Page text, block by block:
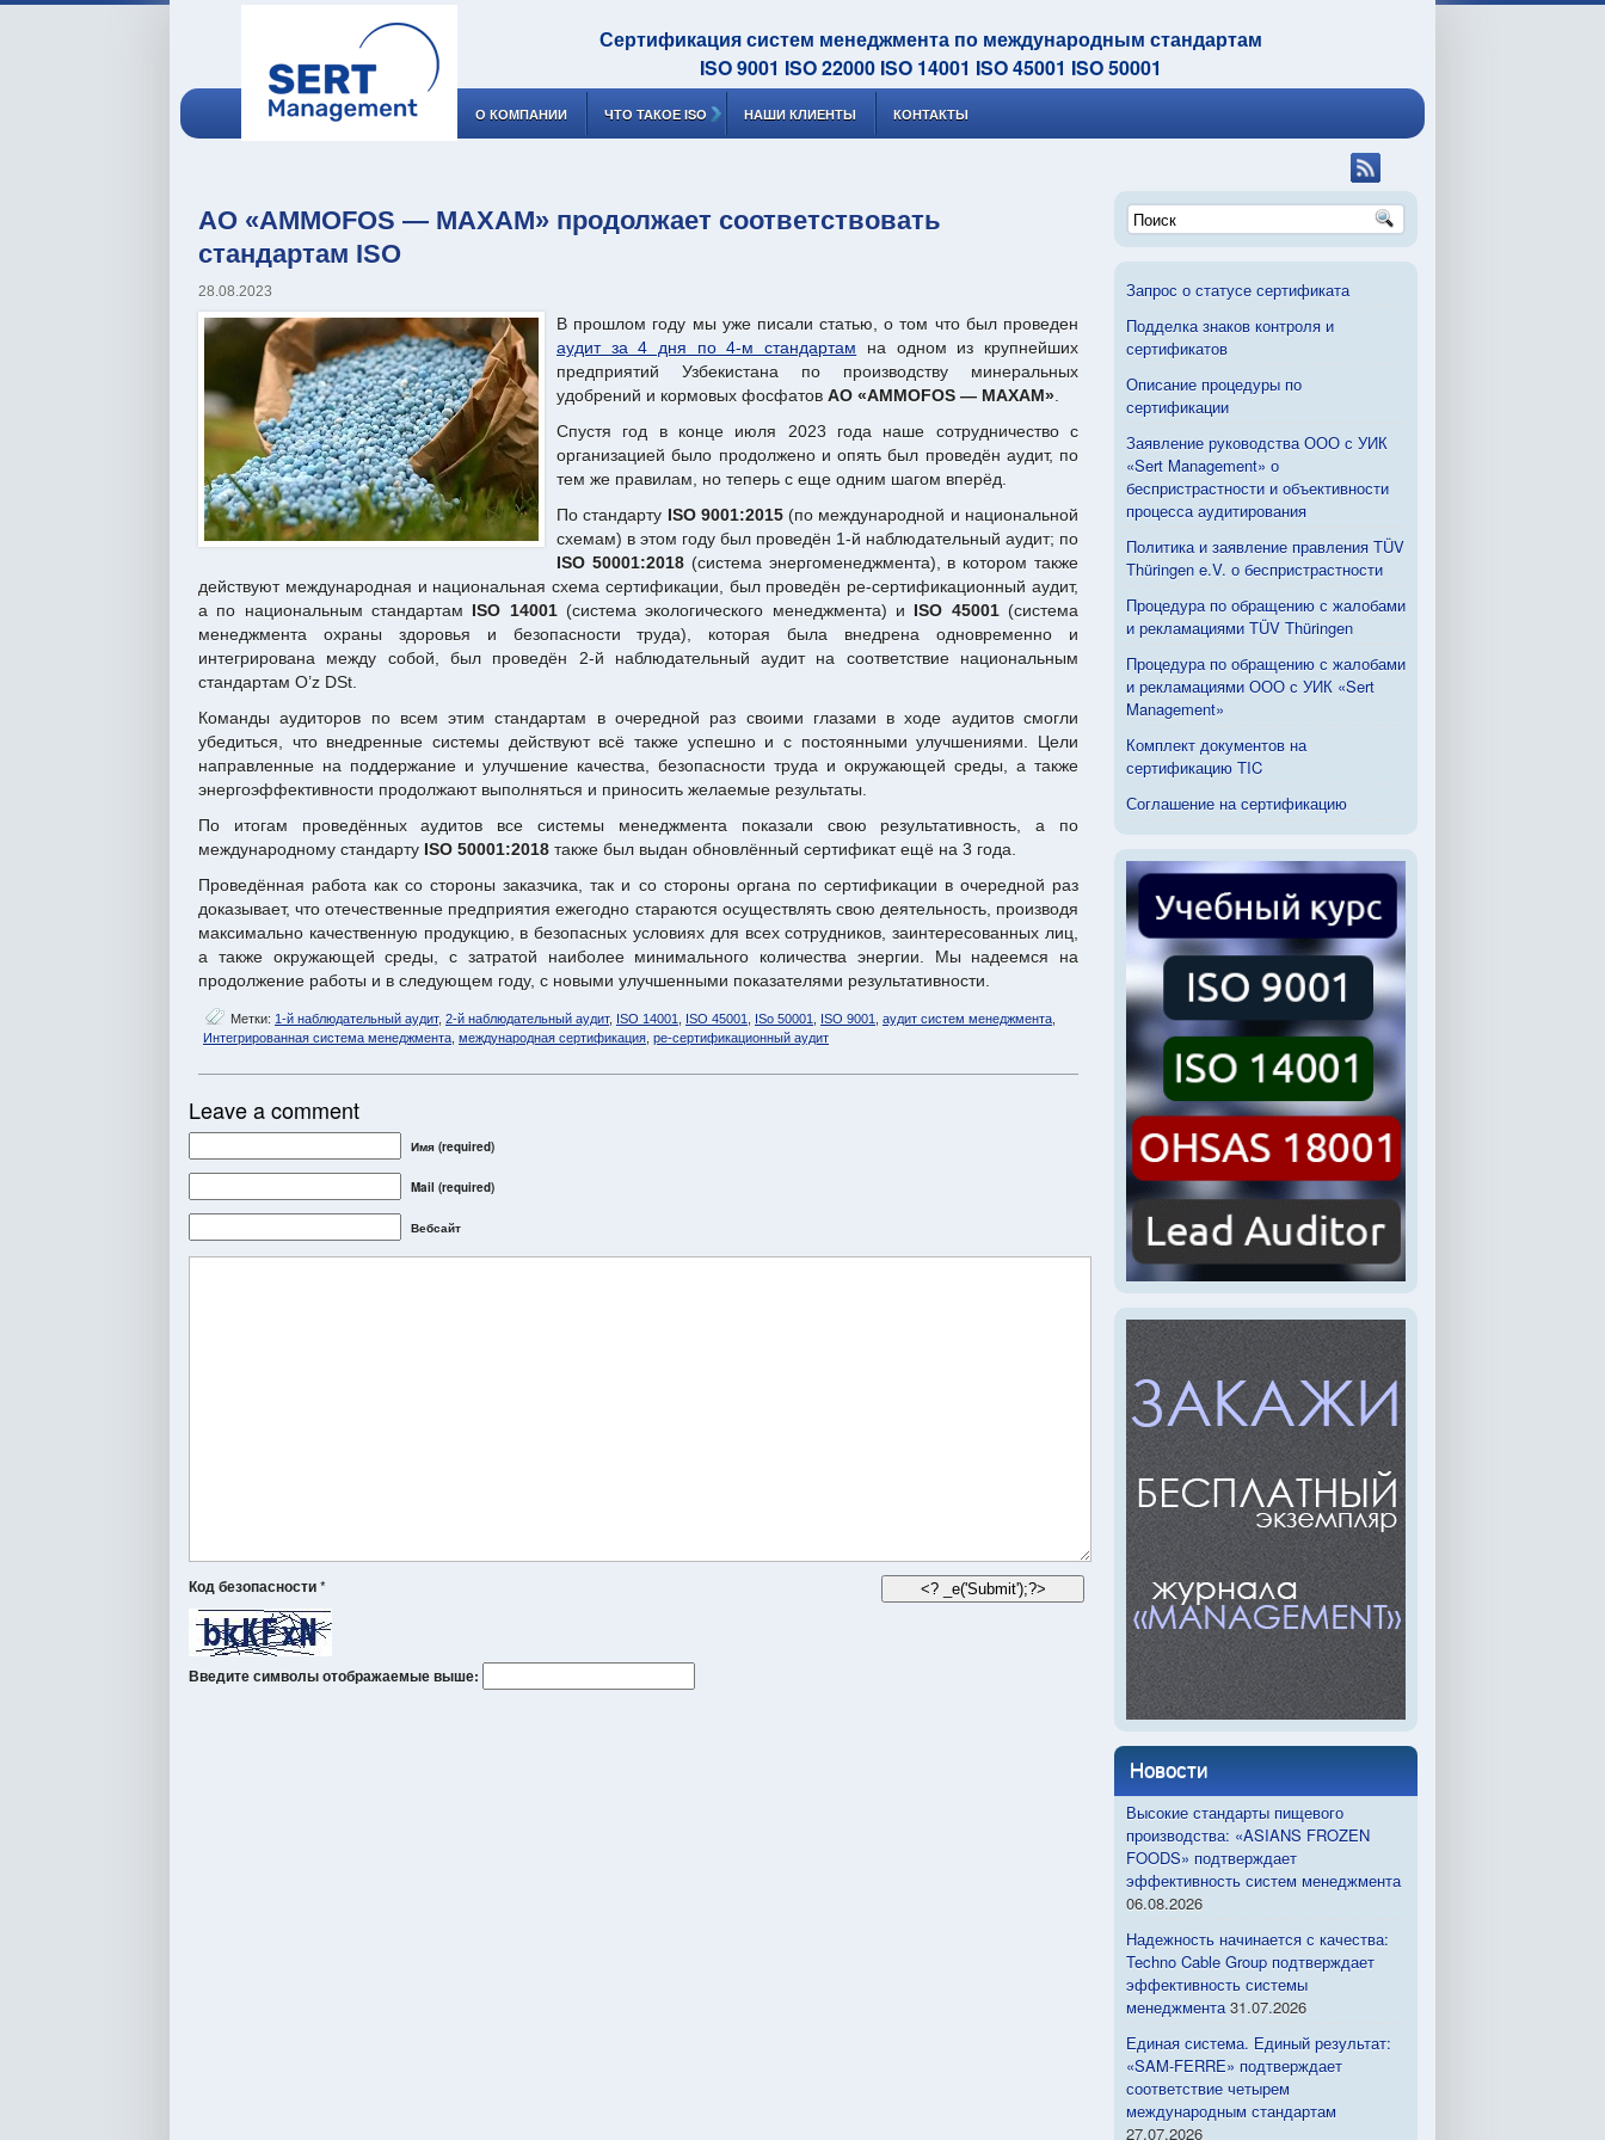
Сертификация систем менеджмента по международным стандартам
ISO 9001 ISO 22000 ISO 14001 ISO 45001 ISO 50001
О КОМПАНИИ ЧТО ТАКОЕ ISO НАШИ КЛИЕНТЫ КОНТАКТЫ
АО «АMMOFOS — MAXAM» продолжает соответствовать
стандартам ISO
28.08.2023
В прошлом году мы уже писали статью, о том что был проведен
аудит за 4 дня по 4-м стандартам на одном из крупнейших
предприятий Узбекистана по производству минеральных
удобрений и кормовых фосфатов АО «АMMOFOS — MAXAM»
Спустя год в конце июля 2023 года наше сотрудничество с
организацией было продолжено и опять был проведён аудит, по
тем же правилам, но теперь с еще одним шагом вперёд.
По стандарту ISO 9001:2015 (по международной и национальной
схемам) в этом году был проведён 1-й наблюдательный аудит; по
ISO 50001:2018 (система энергоменеджмента), в котором также
действуют международная и национальная схема сертификации, был проведён ре-сертификационный аудит,
а по национальным стандартам ISO 14001(система экологического менеджмента) и ISO 45001(система
менеджмента охраны здоровья и безопасности труда), которая была внедрена одновременно и
интегрирована между собой, был проведён 2-й наблюдательный аудит на соответствие национальным
стандартам O’z DSt.
Команды аудиторов по всем этим стандартам в очередной раз своими глазами в ходе аудитов смогли
убедиться, что внедренные системы действуют всё также успешно и с постоянными улучшениями. Цели
направленные на поддержание и улучшение качества, безопасности труда и окружающей среды, а также
энергоэффективности продолжают выполняться и приносить желаемые результаты.
По итогам проведённых аудитов все системы менеджмента показали свою результативность, а по
международному стандарту ISO 50001:2018 также был выдан обновлённый сертификат ещё на 3 года.
Проведённая работа как со стороны заказчика, так и со стороны органа по сертификации в очередной раз
доказывает, что отечественные предприятия ежегодно стараются осуществлять свою деятельность, производя
максимально качественную продукцию, в безопасных условиях для всех сотрудников, заинтересованных лиц,
а также окружающей среды, с затратой наиболее минимального количества энергии. Мы надеемся на
продолжение работы и в следующем году, с новыми улучшенными показателями результативности.
Метки: 1-й наблюдательный аудит, 2-й наблюдательный аудит, ISO 14001 ISO 45001 ISo 50001 ISO 9001 аудит систем менеджмента
Интегрированная система менеджмента международная сертификация ре-сертификационный аудит
Leave a comment
Имя (required)
Mail (required)
Вебсайт
Код безопасности*
Введите символы отображаемые выше:
Запрос о статусе сертификата
Подделка знаков контроля и
сертификатов
Описание процедуры по
сертификации
Заявление руководства ООО с УИК
«Sert Management» о
беспристрастности и объективности
процесса аудитирования
Политика и заявление правления TÜV
Thüringen e.V. о беспристрастности
Процедура по обращению с жалобами
и рекламациями TÜV Thüringen
Процедура по обращению с жалобами
и рекламациями ООО с УИК «Sert
Management»
Комплект документов на
сертификацию TIC
Соглашение на сертификацию
Новости
Высокие стандарты пищевого
производства: «ASIANS FROZEN
FOODS» подтверждает
эффективность систем менеджмента
06.08.2026
Надежность начинается с качества:
Techno Cable Group подтверждает
эффективность системы
менеджмента 31.07.2026
Единая система. Единый результат:
«SAM-FERRE» подтверждает
соответствие четырем
международным стандартам
27.07.2026